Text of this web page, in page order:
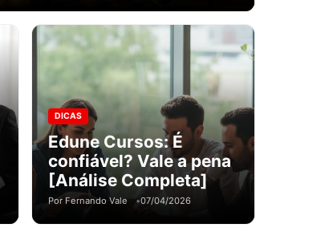
DICAS
Edune Cursos: É
confiável? Vale a pena
[Análise Completa]
Por Fernando Vale 07/04/2026